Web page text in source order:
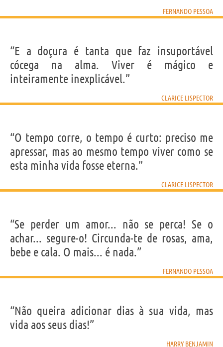
FERNANDO PESSOA
“E a doçura é tanta que faz insuportável
cócega na alma. Viver é mágico e
inteiramente inexplicável.”
CLARICE LISPECTOR
“O tempo corre, o tempo é curto: preciso me
apressar, mas ao mesmo tempo viver como se
esta minha vida fosse eterna.”
CLARICE LISPECTOR
“Se perder um amor... não se perca! Se o
achar... segure-o! Circunda-te de rosas, ama,
bebe e cala. O mais... é nada.”
FERNANDO PESSOA
“Não queira adicionar dias à sua vida, mas
vida aos seus dias!”
HARRY BENJAMIN